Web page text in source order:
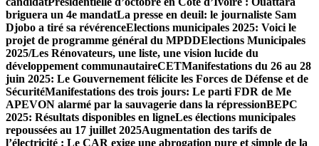
briguera un 4e mandatLa presse en deuil: le journaliste Sam
Djobo a tiré sa révérenceElections municipales 2025: Voici le
projet de programme général du MPDDElections Municipales
2025/Les Rénovateurs, une liste, une vision lucide du
développement communautaireCETManifestations du 26 au 28
juin 2025: Le Gouvernement félicite les Forces de Défense et de
SécuritéManifestations des trois jours: Le parti FDR de Me
APEVON alarmé par la sauvagerie dans la répressionBEPC
2025: Résultats disponibles en ligneLes élections municipales
repoussées au 17 juillet 2025Augmentation des tarifs de
l’électricité : Le CAR exige une abrogation pure et simple de la